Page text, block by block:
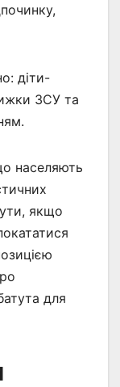
діти-
ЗСУ та
населяють
якщо
для